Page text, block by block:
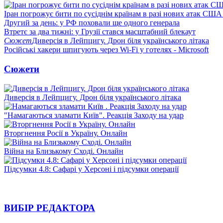
Іран погрожує бити по сусіднім країнам в разі нових атак
Другий за день: у РФ поховали ще одного генерала
Втретє за два тижні: у Грузії стався масштабний блекаут
СюжетДиверсія в Лейпцигу. Дрон біля українського літака
Російські хакери шпигують через Wi-Fi у готелях - Microsoft
Сюжети
Диверсія в Лейпцигу. Дрон біля українського літака
"Намагаються зламати Київ". Реакція Заходу на удар
Вторгнення Росії в Україну. Онлайн
Війна на Близькому Сході. Онлайн
Підсумки 4.8: Сафарі у Херсоні і підсумки операції
ВИБІР РЕДАКТОРА